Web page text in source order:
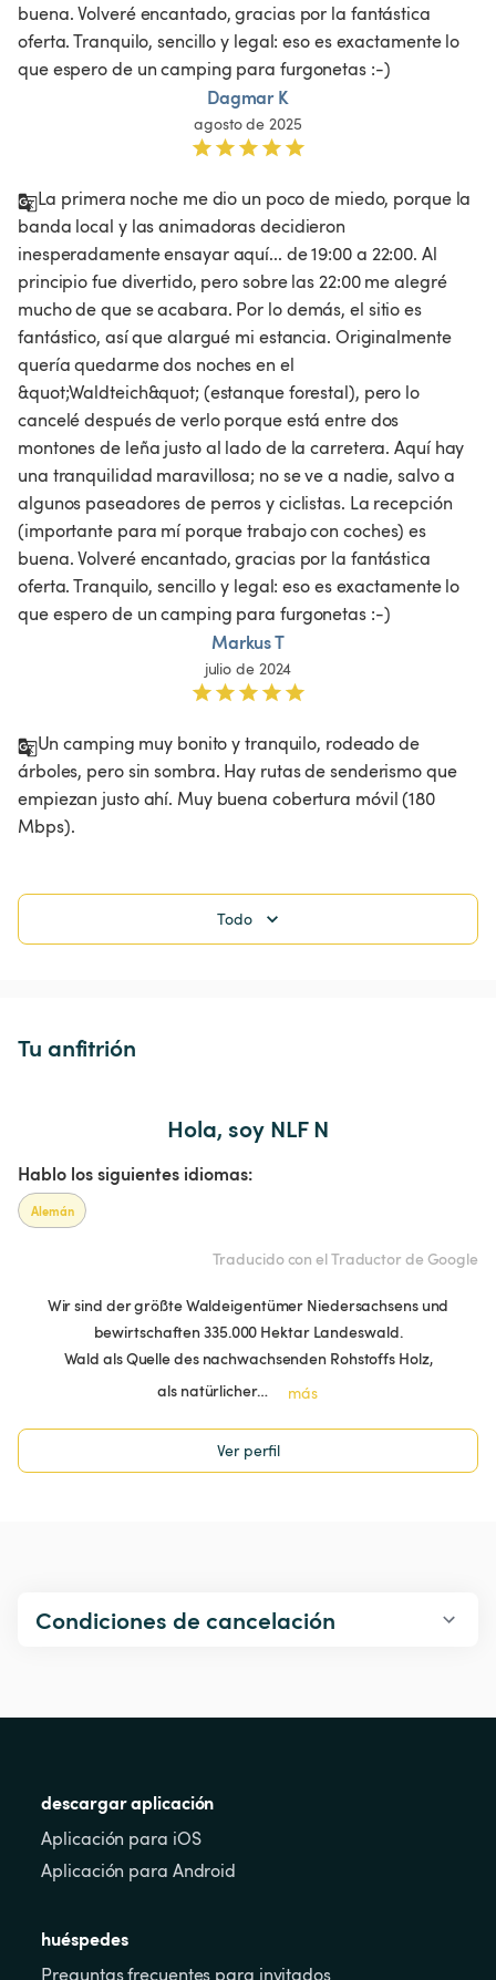
buena. Volveré encantado, gracias por la fantástica
oferta. Tranquilo, sencillo y legal: eso es exactamente lo
que espero de un camping para furgonetas :-)
Dagmar K
agosto de 2025
La primera noche me dio un poco de miedo, porque la
banda local y las animadoras decidieron
inesperadamente ensayar aquí... de 19:00 a 22:00. Al
principio fue divertido, pero sobre las 22:00 me alegré
mucho de que se acabara. Por lo demás, el sitio es
fantástico, así que alargué mi estancia. Originalmente
quería quedarme dos noches en el
&quot;Waldteich&quot; (estanque forestal), pero lo
cancelé después de verlo porque está entre dos
montones de leña justo al lado de la carretera. Aquí hay
una tranquilidad maravillosa; no se ve a nadie, salvo a
algunos paseadores de perros y ciclistas. La recepción
(importante para mí porque trabajo con coches) es
buena. Volveré encantado, gracias por la fantástica
oferta. Tranquilo, sencillo y legal: eso es exactamente lo
que espero de un camping para furgonetas :-)
Markus T
julio de 2024
Un camping muy bonito y tranquilo, rodeado de
árboles, pero sin sombra. Hay rutas de senderismo que
empiezan justo ahí. Muy buena cobertura móvil (180
Mbps).
Todo
Tu anfitrión
Hola, soy NLF N
Hablo los siguientes idiomas:
Alemán
Traducido con el Traductor de Google
Wir sind der größte Waldeigentümer Niedersachsens und
bewirtschaften 335.000 Hektar Landeswald.
Wald als Quelle des nachwachsenden Rohstoffs Holz,
als natürlicher…
más
Ver perfil
Condiciones de cancelación
descargar aplicación
Aplicación para iOS
Aplicación para Android
huéspedes
Preguntas frecuentes para invitados